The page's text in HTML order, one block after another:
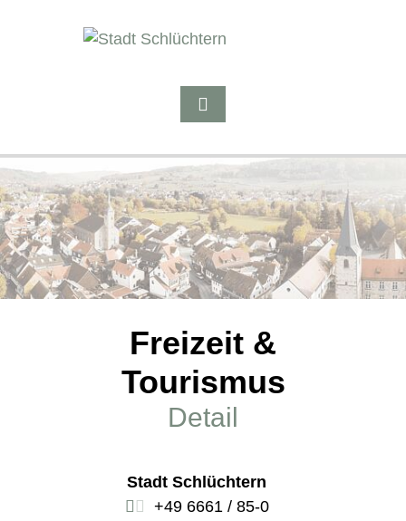
Freizeit &
Tourismus
Detail
Stadt Schlüchtern
+49 6661 / 85-0